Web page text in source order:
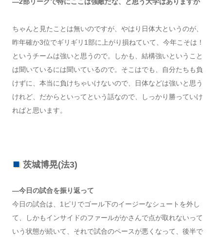
―2部リーグで特にここは強敵だな、と思う大学はありますか
ちゃんと見たことは無いのですが、やはり日体大というのが、
昨年確か3位でギリギリ1部に上がり損ねていて、今年こそは！
というチームは強いと思うので。しかも、結構強いということ
は聞いているには聞いているので。そこはでも、自分たちも負
けずに、本当に負けちゃいけないので、日体などは強いと思う
けれど、だからといってという話なので、しっかり勝っていけ
ればと思います。
茨城博晃(法3)
―今日の試合を振り返って
今日の試合は、1ピリでゴール下のイージーなシュートを外し
て、しかもインサイドのファールがかさんで点が取れないって
いう状態が続いて、それで試合のペースが悪くなって、後半で